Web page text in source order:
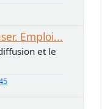
Emploi...
et le